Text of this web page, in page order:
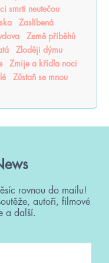
smrti neutečou
Zaslíbená
Země příběhů
Zloději dýmu
Zmije a křídla noci
Zůstaň se mnou
rovnou do mailu!
autoři, filmové
a další.